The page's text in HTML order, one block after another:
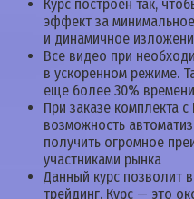
Курс построен так,
эффект за
и динамичное
Все видео при
в ускоренном режиме.
еще более 30%
При заказе комплекта
возможность
получить огромное
участниками рынка
Данный курс позволит
трейдинг. Курс — это